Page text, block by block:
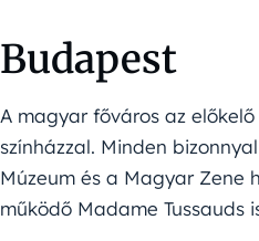
Budapest
A magyar főváros az
színházzal. Minden
Múzeum és a Magyar Zene
működő Madame Tussauds